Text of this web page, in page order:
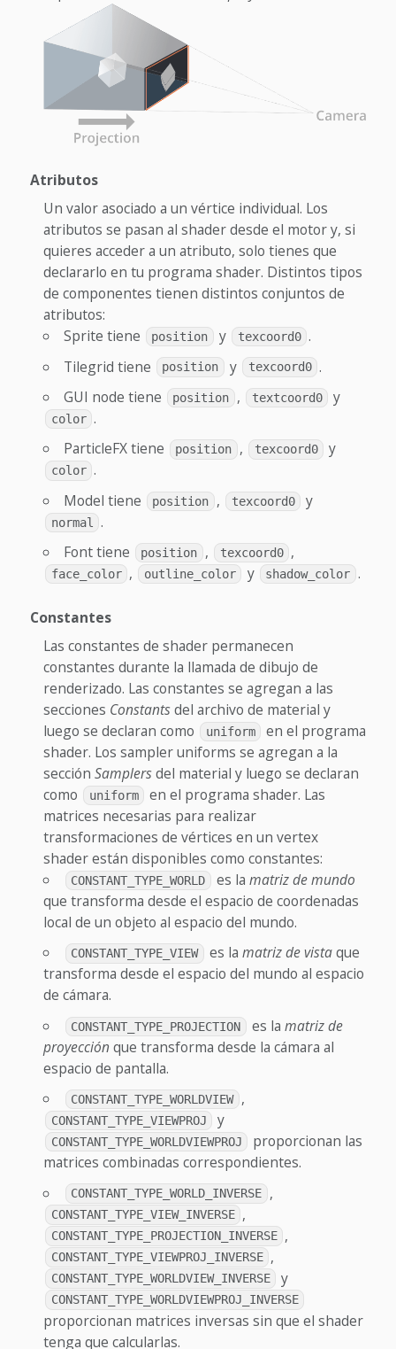
Atributos
Un valor asociado a un vértice individual. Los
atributos se pasan al shader desde el motor y, si
quieres acceder a un atributo, solo tienes que
declararlo en tu programa shader. Distintos tipos
de componentes tienen distintos conjuntos de
atributos:
Sprite tiene
position y texcoord0 .
Tilegrid tiene
position y texcoord0 .
GUI node tiene
position , textcoord0 y
color .
ParticleFX tiene
position , texcoord0 y
color .
Model tiene
position , texcoord0 y
normal
.
Font tiene
position , texcoord0 ,
face_color , outline_color y shadow_color .
Constantes
Las constantes de shader permanecen
constantes durante la llamada de dibujo de
renderizado. Las constantes se agregan a las
secciones Constantsdel archivo de material y
luego se declaran como
uniform
en el programa
shader. Los sampler uniforms se agregan a la
secciónSamplersdel material y luego se declaran
como
uniform
en el programa shader. Las
matrices necesarias para realizar
transformaciones de vértices en un vertex
shader están disponibles como constantes:
CONSTANT_TYPE_WORLD es la matriz de mundo
que transforma desde el espacio de coordenadas
local de un objeto al espacio del mundo.
CONSTANT_TYPE_VIEW es la matriz de vistaque
transforma desde el espacio del mundo al espacio
de cámara.
CONSTANT_TYPE_PROJECTION es la matriz de
proyección que transforma desde la cámara al
espacio de pantalla.
CONSTANT_TYPE_WORLDVIEW ,
CONSTANT_TYPE_VIEWPROJ y
CONSTANT_TYPE_WORLDVIEWPROJ
proporcionan las
matrices combinadas correspondientes.
CONSTANT_TYPE_WORLD_INVERSE ,
CONSTANT_TYPE_VIEW_INVERSE ,
CONSTANT_TYPE_PROJECTION_INVERSE ,
CONSTANT_TYPE_VIEWPROJ_INVERSE ,
CONSTANT_TYPE_WORLDVIEW_INVERSE y
CONSTANT_TYPE_WORLDVIEWPROJ_INVERSE
proporcionan matrices inversas sin que el shader
tenga que calcularlas.